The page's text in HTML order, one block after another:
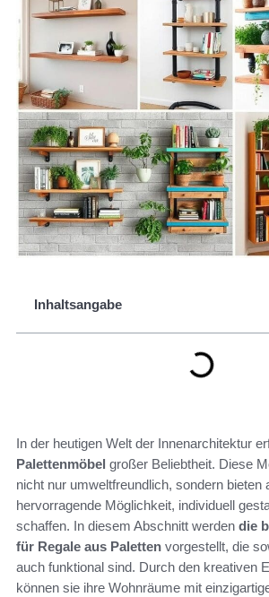
Inhaltsangabe
In der heutigen Welt der Innenarchitektur
Palettenmöbel großer Beliebtheit. Diese
nicht nur umweltfreundlich, sondern bieten
hervorragende Möglichkeit, individuell
schaffen. In diesem Abschnitt werden die
für Regale aus Paletten vorgestellt, die
auch funktional sind. Durch den kreativen
können sie ihre Wohnräume mit